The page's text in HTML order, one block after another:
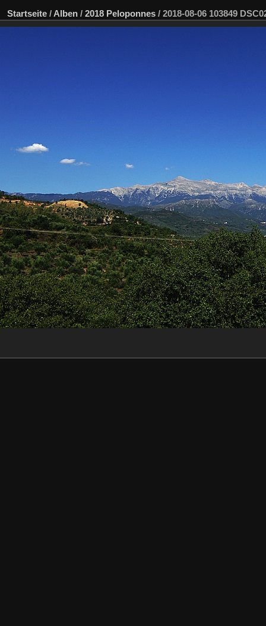
Startseite / Alben / 2018 Peloponnes / 2018-08-06 103849